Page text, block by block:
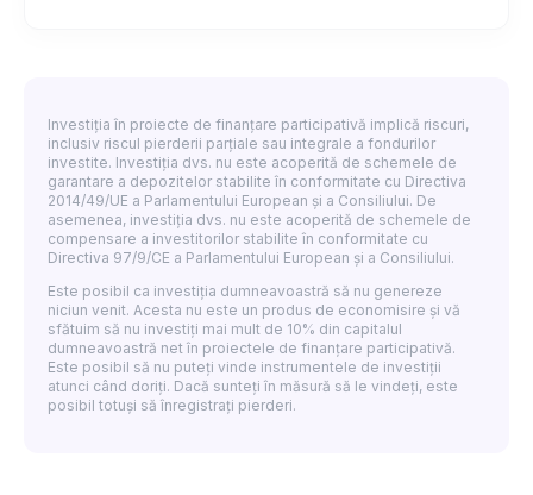
Investiția în proiecte de finanțare participativă implică riscuri,
inclusiv riscul pierderii parțiale sau integrale a fondurilor
investite. Investiția dvs. nu este acoperită de schemele de
garantare a depozitelor stabilite în conformitate cu Directiva
2014/49/UE a Parlamentului European și a Consiliului. De
asemenea, investiția dvs. nu este acoperită de schemele de
compensare a investitorilor stabilite în conformitate cu
Directiva 97/9/CE a Parlamentului European și a Consiliului.
Este posibil ca investiția dumneavoastră să nu genereze
niciun venit. Acesta nu este un produs de economisire și vă
sfătuim să nu investiți mai mult de 10% din capitalul
dumneavoastră net în proiectele de finanțare participativă.
Este posibil să nu puteți vinde instrumentele de investiții
atunci când doriți. Dacă sunteți în măsură să le vindeți, este
posibil totuși să înregistrați pierderi.